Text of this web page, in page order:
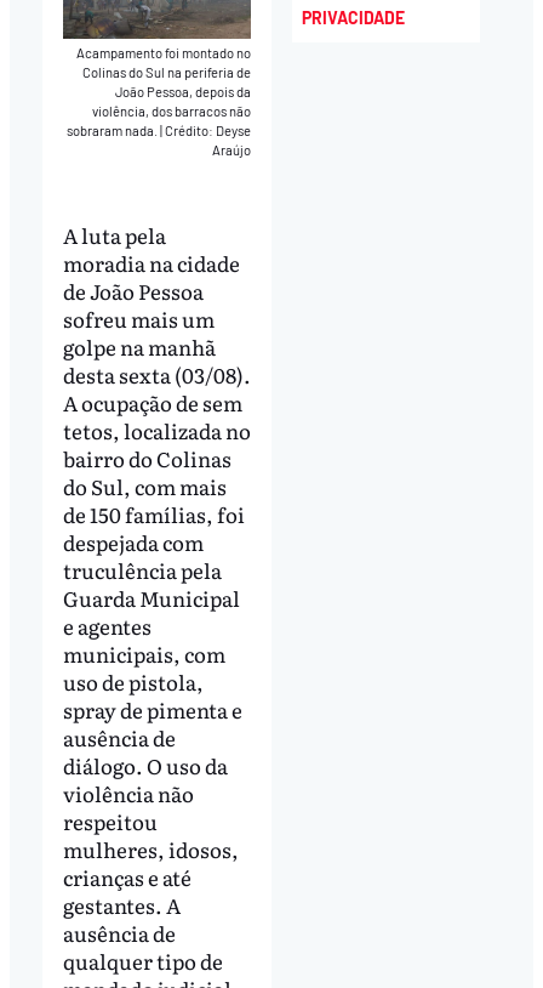
Acampamento foi montado no
Colinas do Sul na periferia de
João Pessoa, depois da
violência, dos barracos não
sobraram nada.|Crédito: Deyse
Araújo
A luta pela
moradia na cidade
de João Pessoa
sofreu mais um
golpe na manhã
desta sexta (03/08).
A ocupação de sem
tetos, localizada no
bairro do Colinas
do Sul, com mais
de 150 famílias, foi
despejada com
truculência pela
Guarda Municipal
e agentes
municipais, com
uso de pistola,
spray de pimenta e
ausência de
diálogo. O uso da
violência não
respeitou
mulheres, idosos,
crianças e até
gestantes. A
ausência de
qualquer tipo de
PRIVACIDADE